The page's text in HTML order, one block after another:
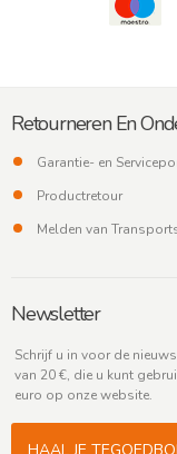
Retourneren En
Garantie- en
Productretour
Melden van
Newsletter
Schrijf u in voor de
van 20 €, die u kunt
euro op onze website.